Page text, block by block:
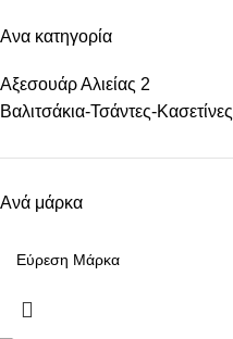
Ανα κατηγορία
Αξεσουάρ Αλιείας 2
Βαλιτσάκια-Τσάντες-Κασετίνες
Ανά μάρκα